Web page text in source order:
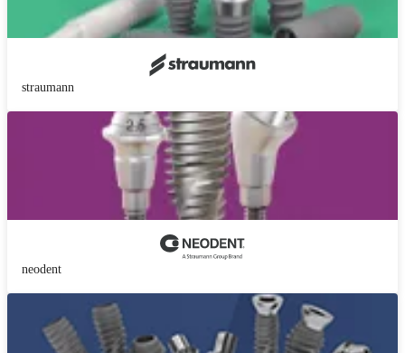
straumann
neodent